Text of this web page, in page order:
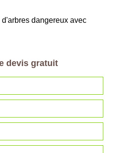
dangereux avec
devis gratuit